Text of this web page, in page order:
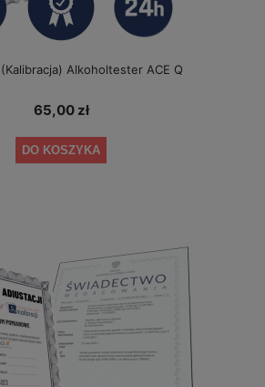
Alkoholtester ACE Q
65,00 zł
DO KOSZYKA